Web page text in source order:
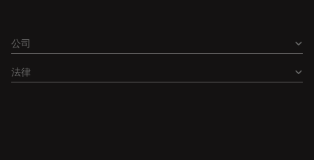
公司
法律